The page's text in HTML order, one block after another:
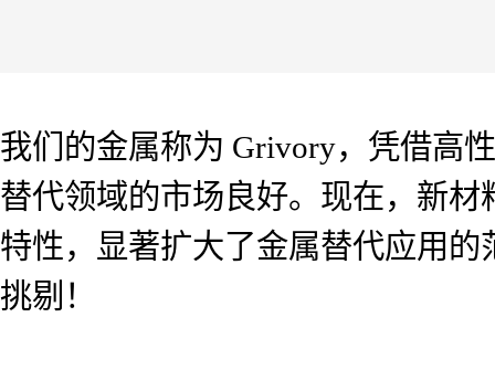
我们的金属称为 Grivory，凭借高
替代领域的市场良好。现在，新
特性，显著扩大了金属替代应用
挑剔！